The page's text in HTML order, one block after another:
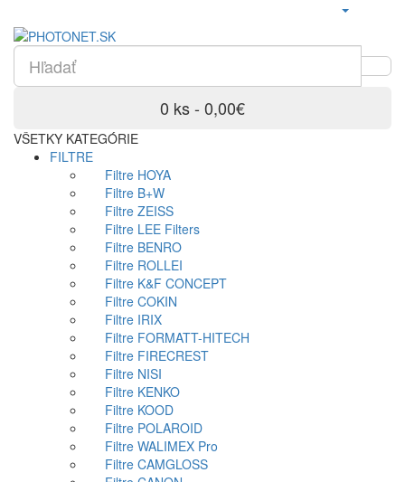
0 ks - 0,00€
VŠETKY KATEGÓRIE
FILTRE
Filtre HOYA
Filtre B+W
Filtre ZEISS
Filtre LEE Filters
Filtre BENRO
Filtre ROLLEI
Filtre K&F CONCEPT
Filtre COKIN
Filtre IRIX
Filtre FORMATT-HITECH
Filtre FIRECREST
Filtre NISI
Filtre KENKO
Filtre KOOD
Filtre POLAROID
Filtre WALIMEX Pro
Filtre CAMGLOSS